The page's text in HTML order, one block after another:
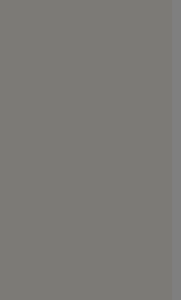
nelle vicinanze